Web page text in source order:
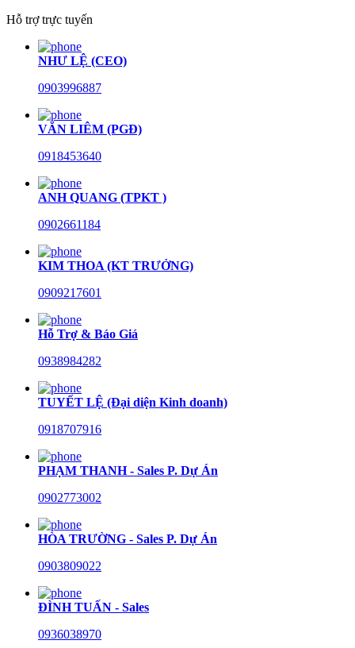
Hỗ trợ trực tuyến
NHƯ LỆ (CEO)
0903996887
VĂN LIÊM (PGĐ)
0918453640
ANH QUANG (TPKT )
0902661184
KIM THOA (KT TRƯỞNG)
0909217601
Hỗ Trợ & Báo Giá
0938984282
TUYẾT LỆ (Đại diện Kinh doanh)
0918707916
PHẠM THANH - Sales P. Dự Án
0902773002
HÒA TRƯỜNG - Sales P. Dự Án
0903809022
ĐÌNH TUẤN - Sales
0936038970